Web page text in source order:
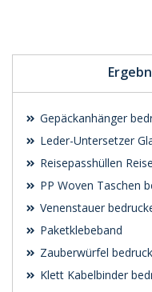
Gepäckanhänger
Leder-Untersetzer
Reisepasshüllen
PP Woven Taschen
Venenstauer
Paketklebeband
Zauberwürfel
Klett Kabelbinder